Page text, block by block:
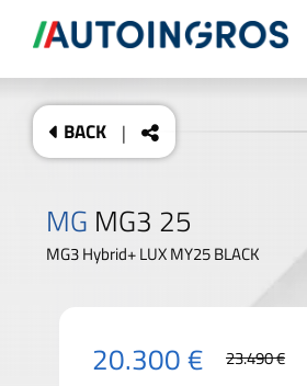
BACK |
MG MG3 25
MG3 Hybrid+ LUX MY25 BLACK
20.300 € 23.490 €